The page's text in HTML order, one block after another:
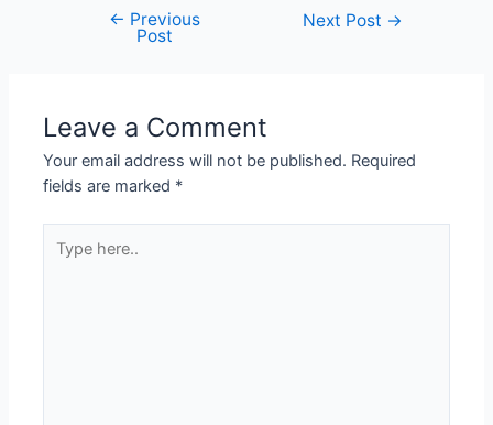
← Previous
Post
Next Post →
Leave a Comment
Your email address will not be published. Required
fields are marked *
here..